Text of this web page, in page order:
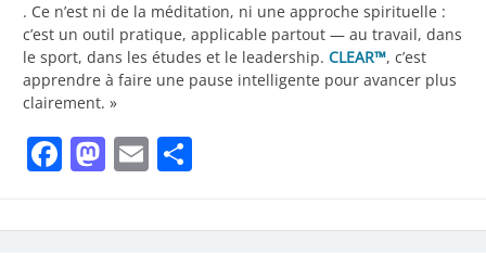
. Ce n’est ni de la méditation, ni une approche spirituelle :
c’est un outil pratique, applicable partout — au travail, dans
le sport, dans les études et le leadership. CLEAR™, c’est
apprendre à faire une pause intelligente pour avancer plus
clairement. »
Facebook
Mastodon
Email